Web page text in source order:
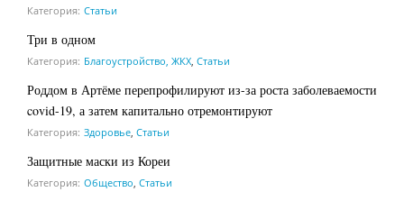
Категория: Статьи
Три в одном
Категория: Благоустройство, ЖКХ Статьи
Роддом в Артёме перепрофилируют из-за роста заболеваемости
covid-19, а затем капитально отремонтируют
Категория: Здоровье Статьи
Защитные маски из Кореи
Категория: Общество Статьи